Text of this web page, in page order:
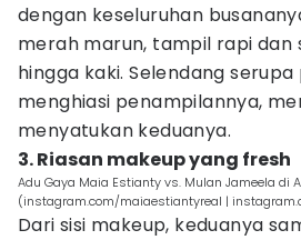
dengan keseluruhan
merah marun, tampil rapi dan
hingga kaki. Selendang
menghiasi penampilannya,
menyatukan keduanya.
3. Riasan makeup yang fresh
Adu Gaya Maia Estianty vs. Mulan Jameela di
(instagram.com/maiaestiantyreal |
Dari sisi makeup, keduanya